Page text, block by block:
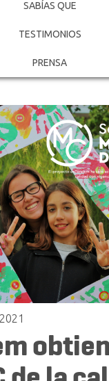
SABÍAS QUE
TESTIMONIOS
PRENSA